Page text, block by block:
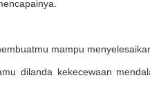
mampu
dilanda kekecewaan